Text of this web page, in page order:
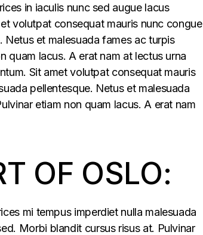
in iaculis nunc sed augue lacus
volutpat consequat mauris nunc congue
Netus et malesuada fames ac turpis
quam lacus. A erat nam at lectus urna
Sit amet volutpat consequat mauris
pellentesque. Netus et malesuada
etiam non quam lacus. A erat nam
OF OSLO:
mi tempus imperdiet nulla malesuada
Morbi blandit cursus risus at. Pulvinar